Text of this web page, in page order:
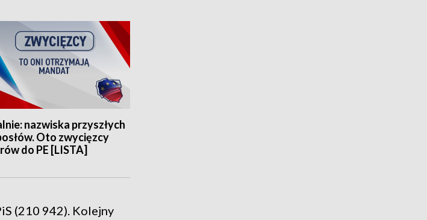
nazwiska przyszłych
Oto zwycięzcy
do PE [LISTA]
(210 942). Kolejny